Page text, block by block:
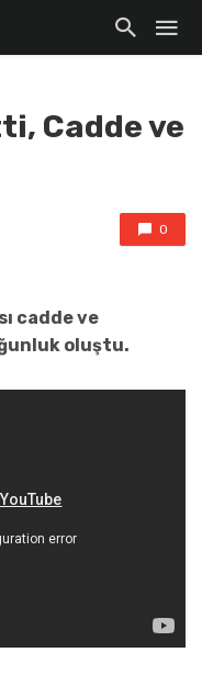
Cadde ve
0
cadde ve
oluştu.